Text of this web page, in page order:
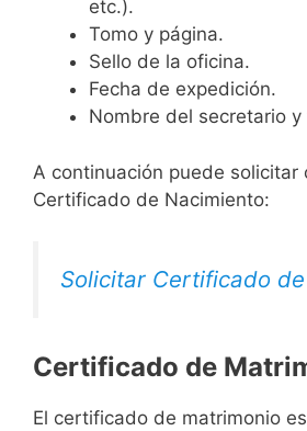
etc.).
Tomo y página.
Sello de la oficina.
Fecha de expedición.
Nombre del secretario y
A continuación puede solicitar
Certificado de Nacimiento:
Solicitar Certificado
Certificado de
El certificado de matrimonio